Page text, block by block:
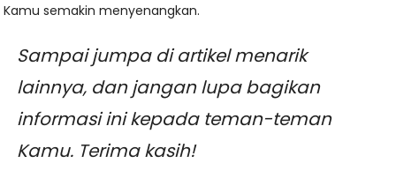
Kamu semakin menyenangkan.
Sampai jumpa di artikel menarik
lainnya, dan jangan lupa bagikan
informasi ini kepada teman-teman
Kamu. Terima kasih!